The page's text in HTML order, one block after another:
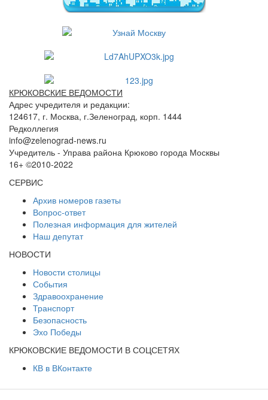
КРЮКОВСКИЕ ВЕДОМОСТИ
Адрес учредителя и редакции:
124617, г. Москва, г.Зеленоград, корп. 1444
Редколлегия
info@zelenograd-news.ru
Учредитель - Управа района Крюково города Москвы
16+ ©2010-2022
СЕРВИС
Архив номеров газеты
Вопрос-ответ
Полезная информация для жителей
Наш депутат
НОВОСТИ
Новости столицы
События
Здравоохранение
Транспорт
Безопасность
Эхо Победы
КРЮКОВСКИЕ ВЕДОМОСТИ В СОЦСЕТЯХ
КВ в ВКонтакте